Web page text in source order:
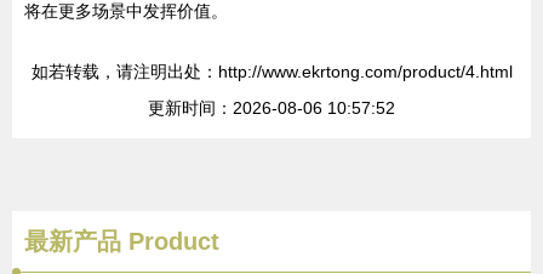
将在更多场景中发挥价值。
如若转载，请注明出处：http://www.ekrtong.com/product/4.html
更新时间：2026-08-06 10:57:52
最新产品 Product